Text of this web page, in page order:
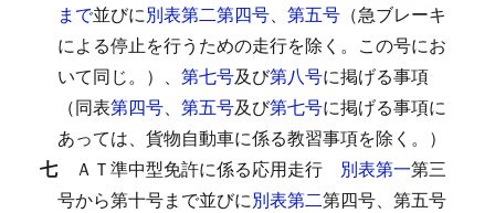
まで並びに別表第二第四号、 第五号 （急ブレーキ
による停止を行うための走行を除く。この号にお
いて同じ。）、 第七号及び第八号に掲げる事項
（同表第四号、 第五号及び第七号に掲げる事項に
あっては、貨物自動車に係る教習事項を除く。）
七
ＡＴ準中型免許に係る応用走行 別表第一第三
号から第十号まで並びに別表第二第四号、第五号